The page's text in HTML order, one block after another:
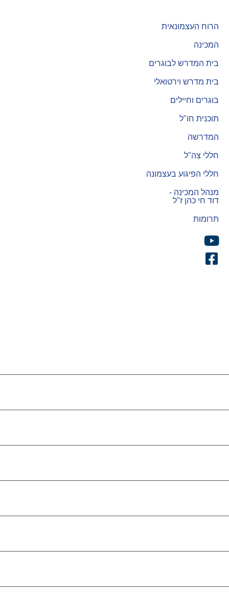
הרוח העצמונאית
המכינה
בית המדרש לבוגרים
בית מדרש וירטואלי
בוגרים וחיילים
תוכנית חו"ל
המדרשה
חללי צה"ל
חללי הפיגוע בעצמונה
מנהל המכינה -
דוד חי כהן ז"ל
תרומות